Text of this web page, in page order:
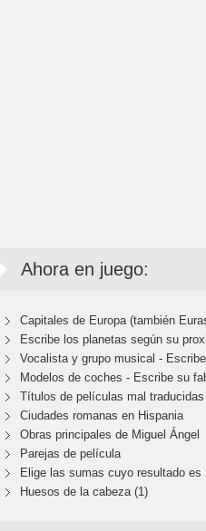
Ahora en juego:
Capitales de Europa (también
Escribe los planetas según su
Vocalista y grupo musical -
Modelos de coches - Escribe su
Títulos de películas mal traducidas
Ciudades romanas en Hispania
Obras principales de Miguel Ángel
Parejas de película
Elige las sumas cuyo resultado es
Huesos de la cabeza (1)